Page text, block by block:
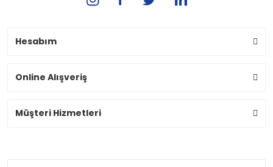
Hesabım
Online Alışveriş
Müşteri Hizmetleri